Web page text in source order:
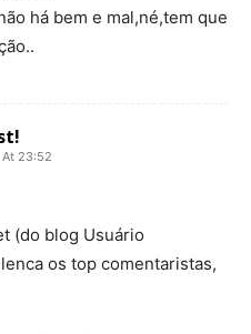
há bem e mal,né,tem que
23:52
(do blog Usuário
os top comentaristas,